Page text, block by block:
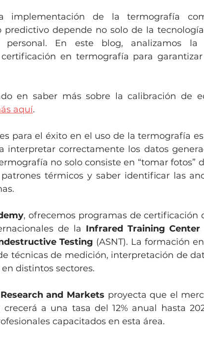
implementación de la termografía
depende no solo de la
personal. En este blog, analizamos
en termografía para
en saber más sobre la calibración de
aquí.
para el éxito en el uso de la termografía
interpretar correctamente los datos
no solo consiste en “tomar fotos”
térmicos y saber identificar las
, ofrecemos programas de certificación
de la Infrared Training Center
Testing (ASNT). La formación
técnicas de medición, interpretación de
distintos sectores.
Research and Markets proyecta que el
a una tasa del 12% anual hasta
capacitados en esta área.